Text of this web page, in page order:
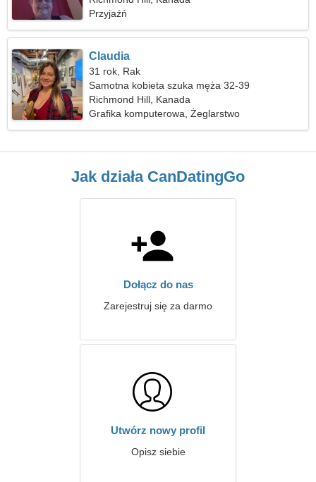
Przyjaźń
Claudia
31 rok, Rak
Samotna kobieta szuka męża 32-39
Richmond Hill, Kanada
Grafika komputerowa, Żeglarstwo
Jak działa CanDatingGo
Dołącz do nas
Zarejestruj się za darmo
Utwórz nowy profil
Opisz siebie